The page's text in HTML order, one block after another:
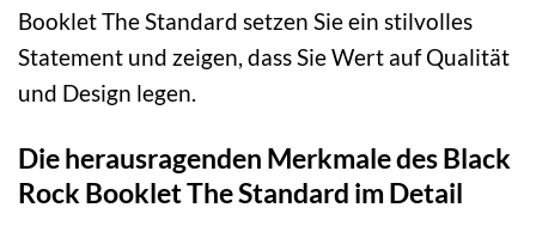
Booklet The Standard setzen Sie ein stilvolles
Statement und zeigen, dass Sie Wert auf Qualität
und Design legen.
Die herausragenden Merkmale des Black
Rock Booklet The Standard im Detail